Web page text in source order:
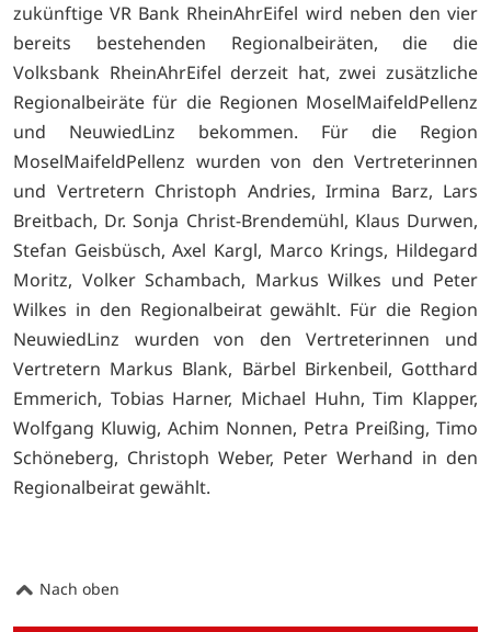
zukünftige VR Bank RheinAhrEifel wird neben den vier
bereits bestehenden Regionalbeiräten, die die
Volksbank RheinAhrEifel derzeit hat, zwei zusätzliche
Regionalbeiräte für die Regionen MoselMaifeldPellenz
und NeuwiedLinz bekommen. Für die Region
MoselMaifeldPellenz wurden von den Vertreterinnen
und Vertretern Christoph Andries, Irmina Barz, Lars
Breitbach, Dr. Sonja Christ-Brendemühl, Klaus Durwen,
Stefan Geisbüsch, Axel Kargl, Marco Krings, Hildegard
Moritz, Volker Schambach, Markus Wilkes und Peter
Wilkes in den Regionalbeirat gewählt. Für die Region
NeuwiedLinz wurden von den Vertreterinnen und
Vertretern Markus Blank, Bärbel Birkenbeil, Gotthard
Emmerich, Tobias Harner, Michael Huhn, Tim Klapper,
Wolfgang Kluwig, Achim Nonnen, Petra Preißing, Timo
Schöneberg, Christoph Weber, Peter Werhand in den
Regionalbeirat gewählt.
Nach oben